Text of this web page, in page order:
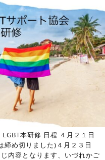
本研修 日程 ４月２１日
締め切りました)４月２３日
内容となります、いづれかご